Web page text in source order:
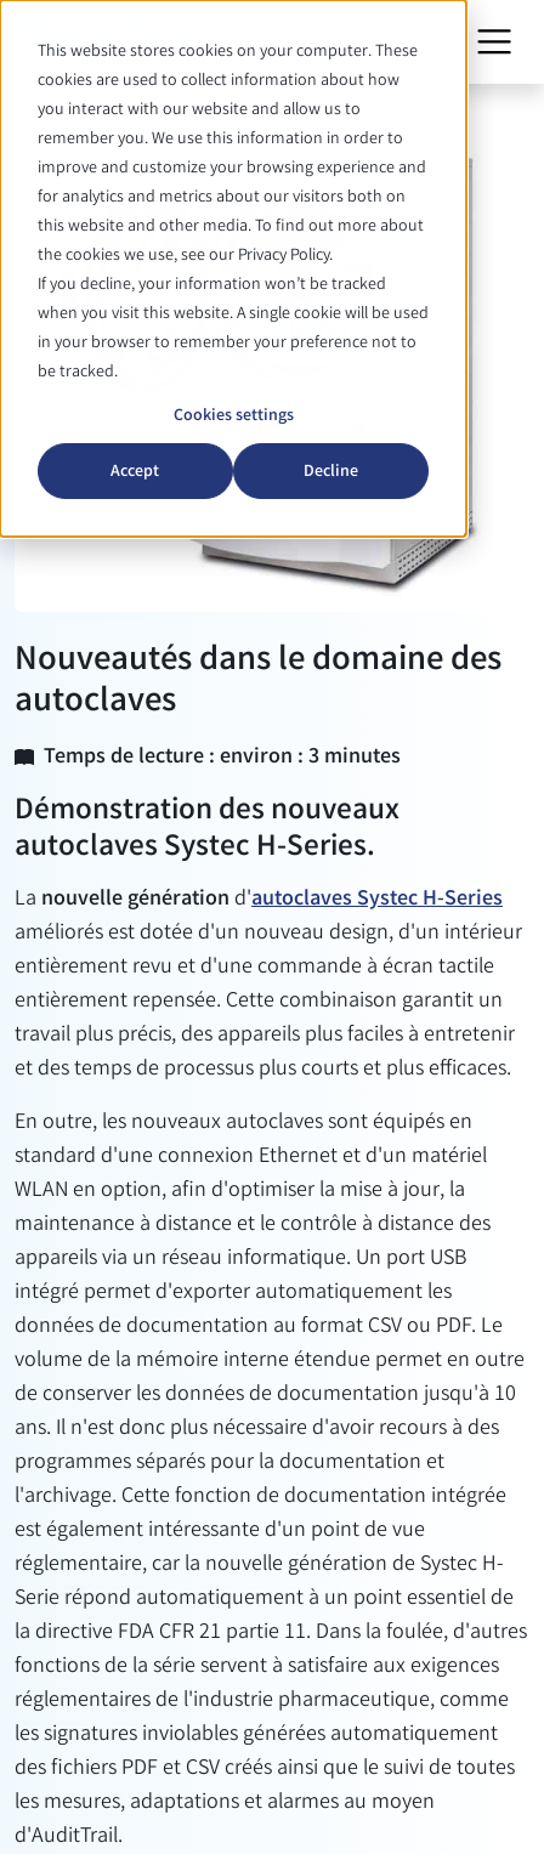
This website stores cookies on your computer. These
cookies are used to collect information about how
you interact with our website and allow us to
remember you. We use this information in order to
improve and customize your browsing experience and
for analytics and metrics about our visitors both on
this website and other media. To find out more about
the cookies we use, see our Privacy Policy.
If you decline, your information won’t be tracked
when you visit this website. A single cookie will be used
in your browser to remember your preference not to
be tracked.
Cookies settings
Accept Decline
Nouveautés dans le domaine des
autoclaves
Temps de lecture : environ : 3 minutes
Démonstration des nouveaux
autoclaves Systec H-Series.
La nouvelle générationd'autoclaves Systec H-Series
améliorés est dotée d'un nouveau design, d'un intérieur
entièrement revu et d'une commande à écran tactile
entièrement repensée. Cette combinaison garantit un
travail plus précis, des appareils plus faciles à entretenir
et des temps de processus plus courts et plus efficaces.
En outre, les nouveaux autoclaves sont équipés en
standard d'une connexion Ethernet et d'un matériel
WLAN en option, afin d'optimiser la mise à jour, la
maintenance à distance et le contrôle à distance des
appareils via un réseau informatique. Un port USB
intégré permet d'exporter automatiquement les
données de documentation au format CSV ou PDF. Le
volume de la mémoire interne étendue permet en outre
de conserver les données de documentation jusqu'à 10
ans. Il n'est donc plus nécessaire d'avoir recours à des
programmes séparés pour la documentation et
l'archivage. Cette fonction de documentation intégrée
est également intéressante d'un point de vue
réglementaire, car la nouvelle génération de Systec H-
Serie répond automatiquement à un point essentiel de
la directive FDA CFR 21 partie 11. Dans la foulée, d'autres
fonctions de la série servent à satisfaire aux exigences
réglementaires de l'industrie pharmaceutique, comme
les signatures inviolables générées automatiquement
des fichiers PDF et CSV créés ainsi que le suivi de toutes
les mesures, adaptations et alarmes au moyen
d'AuditTrail.